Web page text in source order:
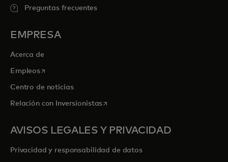
Preguntas frecuentes
EMPRESA
Acerca de
Empleosse abre en una pestaña nueva
Centro de noticias
Relación con Inversionistasse abre en una pestaña nueva
AVISOS LEGALES Y PRIVACIDAD
Privacidad y responsabilidad de datos